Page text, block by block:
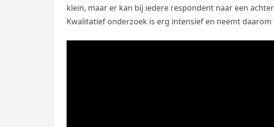
klein, maar er kan bij iedere respondent naar een
Kwalitatief onderzoek is erg intensief en neemt daarom